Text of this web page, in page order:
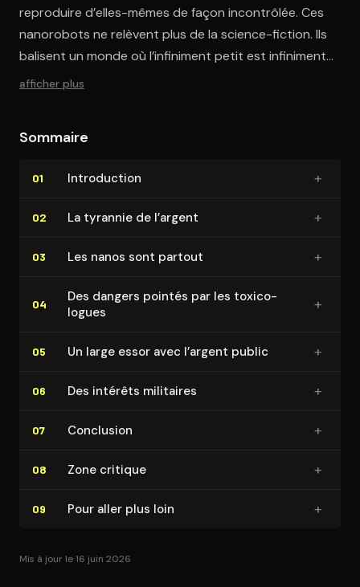
reproduire d’elles-mêmes de façon incontrôlée. Ces
nanorobots ne relèvent plus de la science-fiction. Ils
balisent un monde où l’infiniment petit est infiniment
profitable. Et ce, avec la bénédiction des pouvoirs
afficher plus
Sommaire
01 In­tro­duc­tion +
02 La tyrannie de l’argent +
03 Les nanos sont partout +
04
Des dangers pointés par les toxi­co­
logues
+
05 Un large essor avec l’argent public +
06 Des intérêts militaires +
07 Conclusion +
08 Zone critique +
09 Pour aller plus loin +
Mis à jour le 16 juin 2026